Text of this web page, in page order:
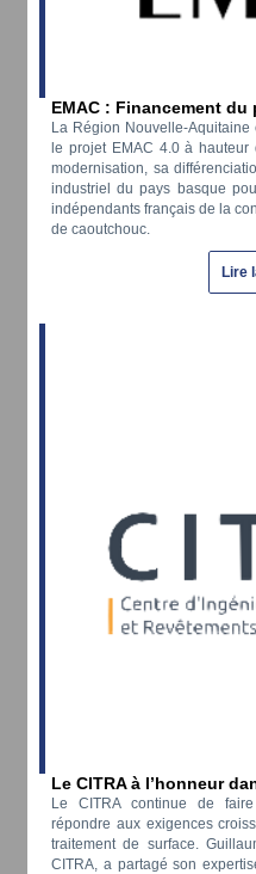
EMAC : Financement du
La Région Nouvelle-
le projet EMAC 4.0 à
modernisation, sa
industriel du pays basque
indépendants français de la
de caoutchouc.
Lire
Le CITRA à l’honneur
Le CITRA continue de
répondre aux exigences
traitement de surface.
CITRA, a partagé son